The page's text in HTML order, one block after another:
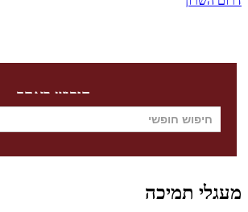
חיפוש באתר
תמיכה